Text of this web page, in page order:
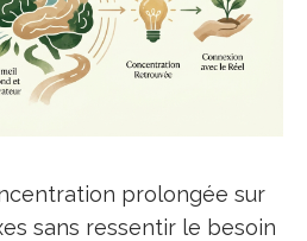
prolongée sur
sans ressentir le besoin